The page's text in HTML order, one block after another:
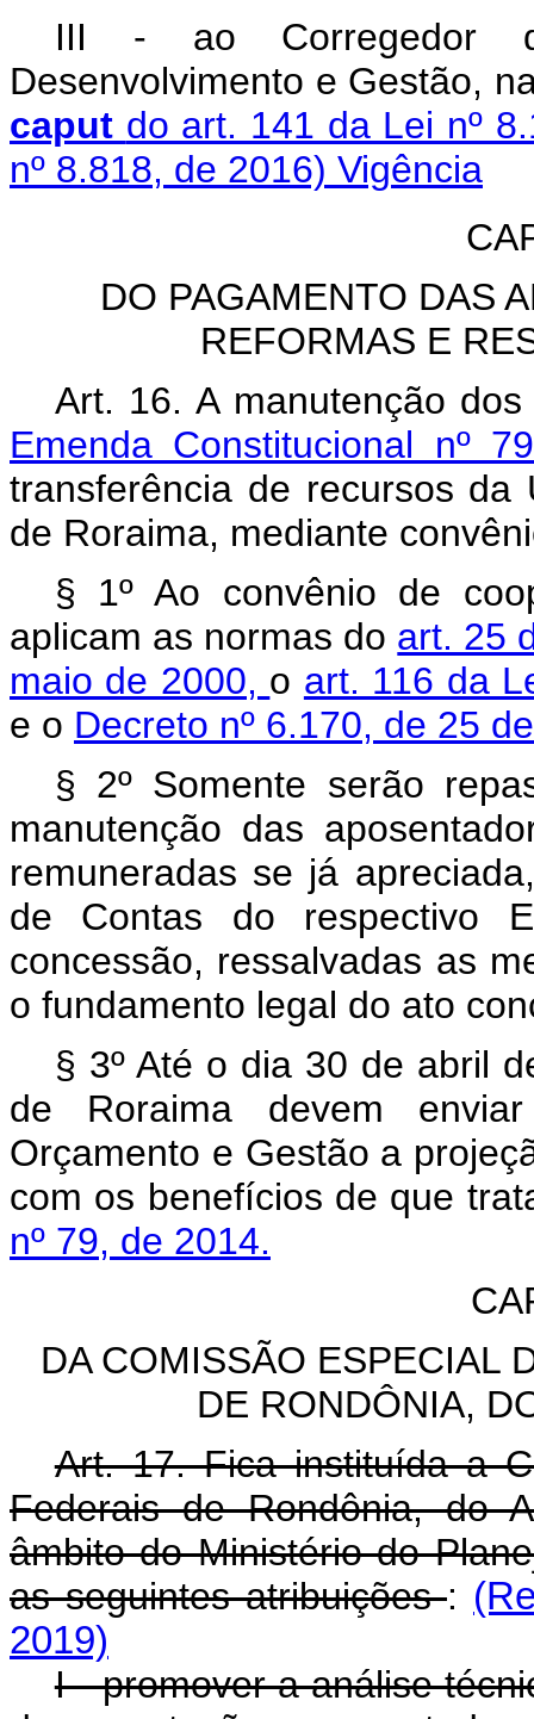
III - ao Corregedor
Desenvolvimento e Gestão,
caput do art. 141 da Lei nº
nº 8.818, de 2016) Vigência
DO PAGAMENTO DAS
REFORMAS E
Art. 16. A manutenção
Emenda Constitucional nº
transferência de recursos
de Roraima, mediante
§ 1º Ao convênio de
aplicam as normas do art. 25
maio de 2000, o art. 116 da
e o Decreto nº 6.170, de 25
§ 2º Somente serão
manutenção das
remuneradas se já
de Contas do respectivo
concessão, ressalvadas as
o fundamento legal do ato
§ 3º Até o dia 30 de abril
de Roraima devem
Orçamento e Gestão a
com os benefícios de que
nº 79, de 2014.
DA COMISSÃO ESPECIAL
DE RONDÔNIA,
Art. 17. Fica instituída a
Federais de Rondônia, do
âmbito do Ministério do
as seguintes atribuições:
2019)
I - promover a análise